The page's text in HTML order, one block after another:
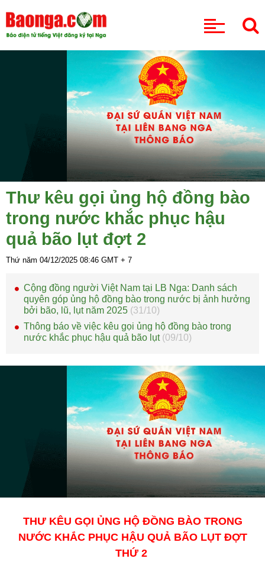
Thư kêu gọi ủng hộ đồng bào
trong nước khắc phục hậu
quả bão lụt đợt 2
Thứ năm 04/12/2025 08:46 GMT + 7
Cộng đồng người Việt Nam tại LB Nga: Danh sách
quyên góp ủng hộ đồng bào trong nước bị ảnh hưởng
bởi bão, lũ, lụt năm 2025 (31/10)
Thông báo về việc kêu gọi ủng hộ đồng bào trong
nước khắc phục hậu quả bão lụt (09/10)
THƯ KÊU GỌI ỦNG HỘ ĐỒNG BÀO TRONG
NƯỚC KHẮC PHỤC HẬU QUẢ BÃO LỤT ĐỢT
THỨ 2